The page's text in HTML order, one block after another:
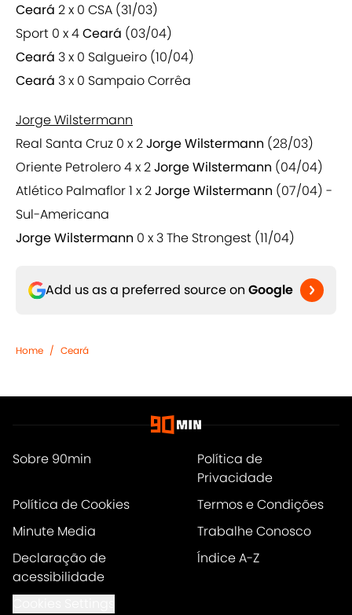
Ceará 2 x 0 CSA (31/03)
Sport 0 x 4Ceará (03/04)
Ceará 3 x 0 Salgueiro (10/04)
Ceará 3 x 0 Sampaio Corrêa
Jorge Wilstermann
Real Santa Cruz 0 x 2Jorge Wilstermann (28/03)
Oriente Petrolero 4 x 2Jorge Wilstermann (04/04)
Atlético Palmaflor 1 x 2Jorge Wilstermann (07/04) -
Sul-Americana
Jorge Wilstermann 0 x 3 The Strongest (11/04)
Add us as a preferred source on Google
Home / Ceará
Sobre 90min
Política de
Privacidade
Política de Cookies
Termos e Condições
Minute Media
Trabalhe Conosco
Declaração de
acessibilidade
Índice A-Z